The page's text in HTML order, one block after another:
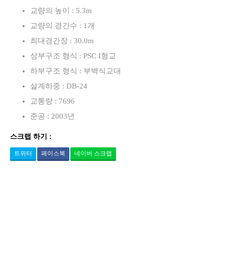
교량의 높이 : 5.3m
교량의 경간수 : 1개
최대경간장 : 30.0m
상부구조 형식 : PSC I형교
하부구조 형식 : 부벽식교대
설계하중 : DB-24
교통량 : 7696
준공 : 2003년
스크랩 하기 :
트위터 페이스북 네이버 스크랩